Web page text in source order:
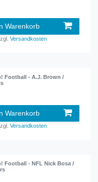
Warenkorb
Versandkosten
Football - A.J. Brown /
Warenkorb
Versandkosten
Football - NFL Nick Bosa /